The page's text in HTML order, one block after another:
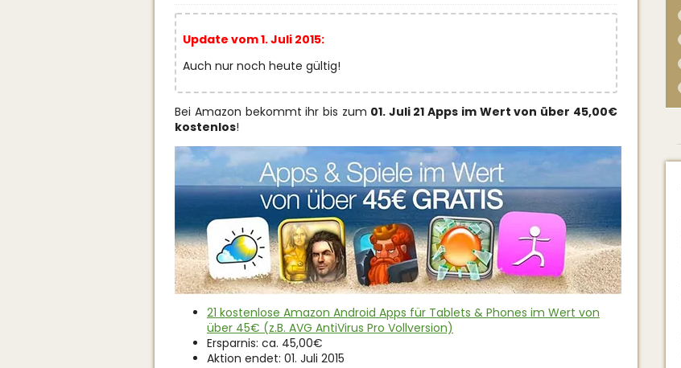
Update vom 1. Juli 2015:
Auch nur noch heute gültig!
Bei Amazon bekommt ihr bis zum 01. Juli 21 Apps im Wert von über 45,00€
kostenlos!
21 kostenlose Amazon Android Apps für Tablets & Phones im Wert von
über 45€ (z.B. AVG AntiVirus Pro Vollversion)
Ersparnis: ca. 45,00€
Aktion endet: 01. Juli 2015